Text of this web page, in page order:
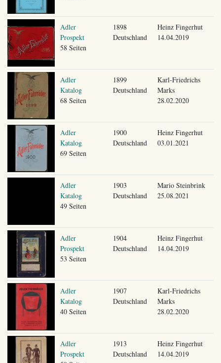
Adler
Prospekt
58 Seiten
1898
Deutschland
Heinz Fingerhut
14.04.2019
Adler
Katalog
68 Seiten
1899
Deutschland
Karl-Friedrichs
Marks
28.02.2020
Adler
Katalog
69 Seiten
1900
Deutschland
Heinz Fingerhut
03.01.2021
Adler
Katalog
49 Seiten
1903
Deutschland
Mario Steinbrink
25.08.2021
Adler
Prospekt
53 Seiten
1904
Deutschland
Heinz Fingerhut
14.04.2019
Adler
Katalog
40 Seiten
1907
Deutschland
Karl-Friedrichs
Marks
28.02.2020
Adler
Prospekt
1913
Deutschland
Heinz Fingerhut
14.04.2019